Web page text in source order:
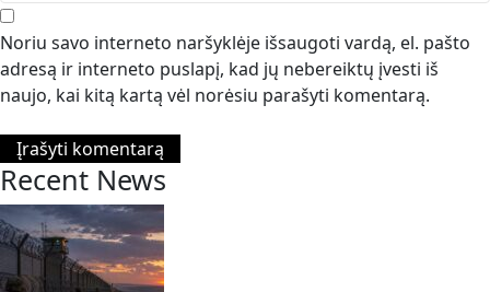
Noriu savo interneto naršyklėje išsaugoti vardą, el. pašto
adresą ir interneto puslapį, kad jų nebereiktų įvesti iš
naujo, kai kitą kartą vėl norėsiu parašyti komentarą.
Recent News